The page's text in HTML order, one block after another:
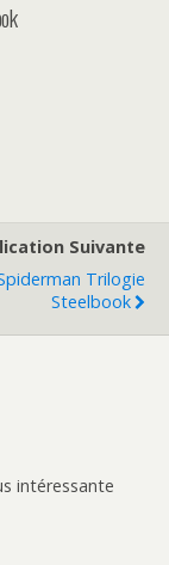
Suivante
Trilogie
Steelbook
intéressante